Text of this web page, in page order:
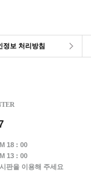
정보 처리방침
18 : 00
13 : 00
판을 이용해 주세요